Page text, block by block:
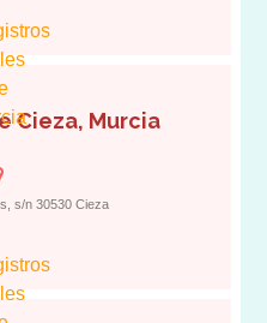
Cieza, Murcia
s/n 30530 Cieza